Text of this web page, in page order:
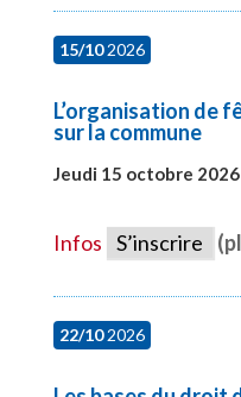
15/102026
L’organisation de
sur la commune
Jeudi 15 octobre 2026
Infos S’inscrire
22/102026